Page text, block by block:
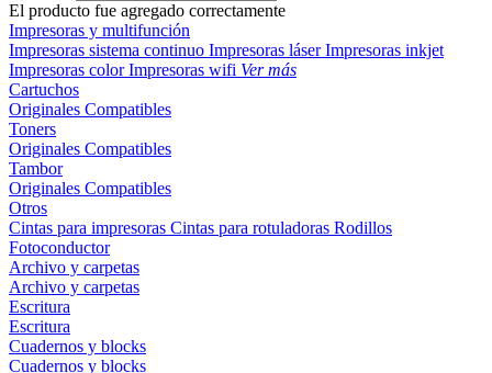
El producto fue agregado correctamente
Impresoras y multifunción
Impresoras sistema continuo Impresoras láserImpresoras inkjet
Impresoras colorImpresoras wifi Ver más
Cartuchos
Originales Compatibles
Toners
Originales Compatibles
Tambor
Originales Compatibles
Otros
Cintas para impresoras Cintas para rotuladoras Rodillos
Fotoconductor
Archivo y carpetas
Archivo y carpetas
Escritura
Escritura
Cuadernos y blocks
Cuadernos y blocks